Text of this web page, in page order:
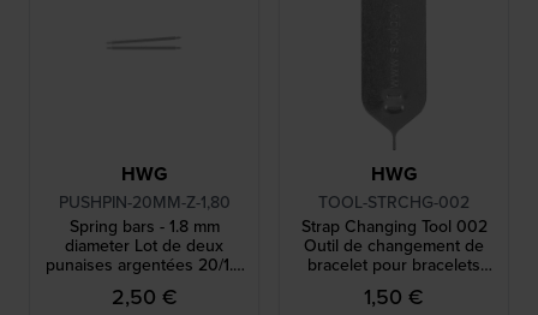
HWG
PUSHPIN-20MM-Z-1,80
Spring bars - 1.8 mm
diameter Lot de deux
punaises argentées 20/1.8
mm
2,50 €
HWG
TOOL-STRCHG-002
Strap Changing Tool 002
Outil de changement de
bracelet pour bracelets
Swatch
1,50 €